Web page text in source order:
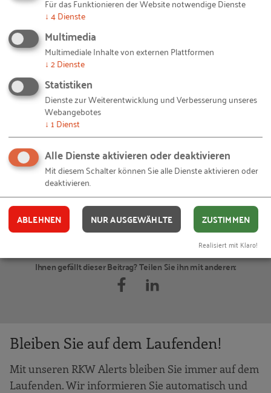
zum Thema Sicherheit und Gesundheit für Ihr
Unternehmen
eine Aufwandsentschädigung von mindestens
200,- €
die Chance auf eine begleitete Einführung
passgenauer Unterstützungsmaßnahmen
Sie haben Interesse?
Melden Sie sich beim Projektteam der Hochschule:
forschung-praeventionskultur(at)hdwm.org
© olly /Fotolia– 142-aelterer-arbeiter.jpg
Ihnen gefällt dieser Beitrag? Teilen Sie ihn mit anderen:
Bleiben Sie auf dem Laufenden!
Mit unseren RKW Alerts bleiben Sie immer auf dem
Laufenden. Wir informieren Sie automatisch und
Für das Funktionieren der Website notwendige Dienste
↓ 4Dienste
Multimedia
Multimediale Inhalte von externen Plattformen
↓ 2Dienste
Statistiken
Dienste zur Weiterentwicklung und Verbesserung unseres
Webangebotes
↓ 1 Dienst
Alle Dienste aktivieren oder deaktivieren
Mit diesem Schalter können Sie alle Dienste aktivieren oder
deaktivieren.
ABLEHNEN NUR AUSGEWÄHLTE ZUSTIMMEN
Realisiert mit Klaro!